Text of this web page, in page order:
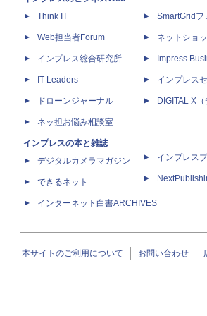
Think IT
Web担当者Forum
インプレス総合研究所
IT Leaders
ドローンジャーナル
ネッ担お悩み相談室
インプレスの本と雑誌
デジタルカメラマガジン
できるネット
インターネット白書ARCHIVES
SmartGridフ
ネットショ
Impress
インプレス
DIGITAL X（
インプレス
本サイトのご利用について お問い合わせ